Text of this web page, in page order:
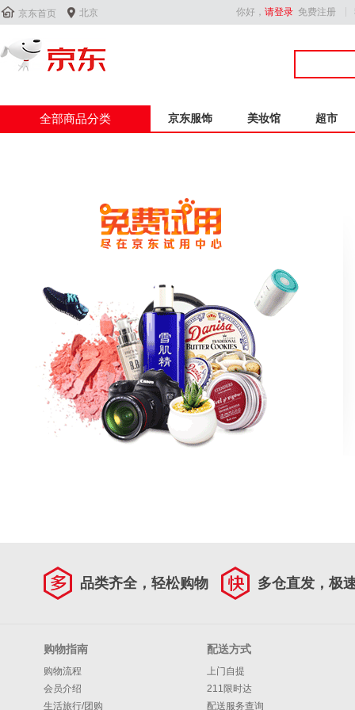
 京东首页  北京 你好， 请登录 免费注册
全部商品分类 京东服饰 美妆馆 超市
品类齐全，轻松购物 多仓直发，极
购物指南
购物流程
会员介绍
生活旅行/团购
配送方式
上门自提
211限时达
配送服务查询